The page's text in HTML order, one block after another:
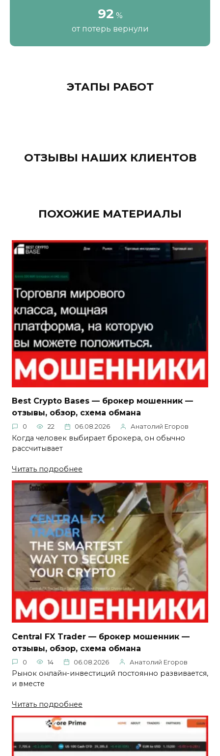
111 %
от потерь вернули
ЭТАПЫ РАБОТ
ОТЗЫВЫ НАШИХ КЛИЕНТОВ
ПОХОЖИЕ МАТЕРИАЛЫ
Best Crypto Bases — брокер мошенник —
отзывы, обзор, схема обмана
0 22 06.08.2026 Анатолий Егоров
Когда человек выбирает брокера, он обычно
рассчитывает
Читать подробнее
Central FX Trader — брокер мошенник —
отзывы, обзор, схема обмана
0 14 06.08.2026 Анатолий Егоров
Рынок онлайн-инвестиций постоянно развивается,
и вместе
Читать подробнее